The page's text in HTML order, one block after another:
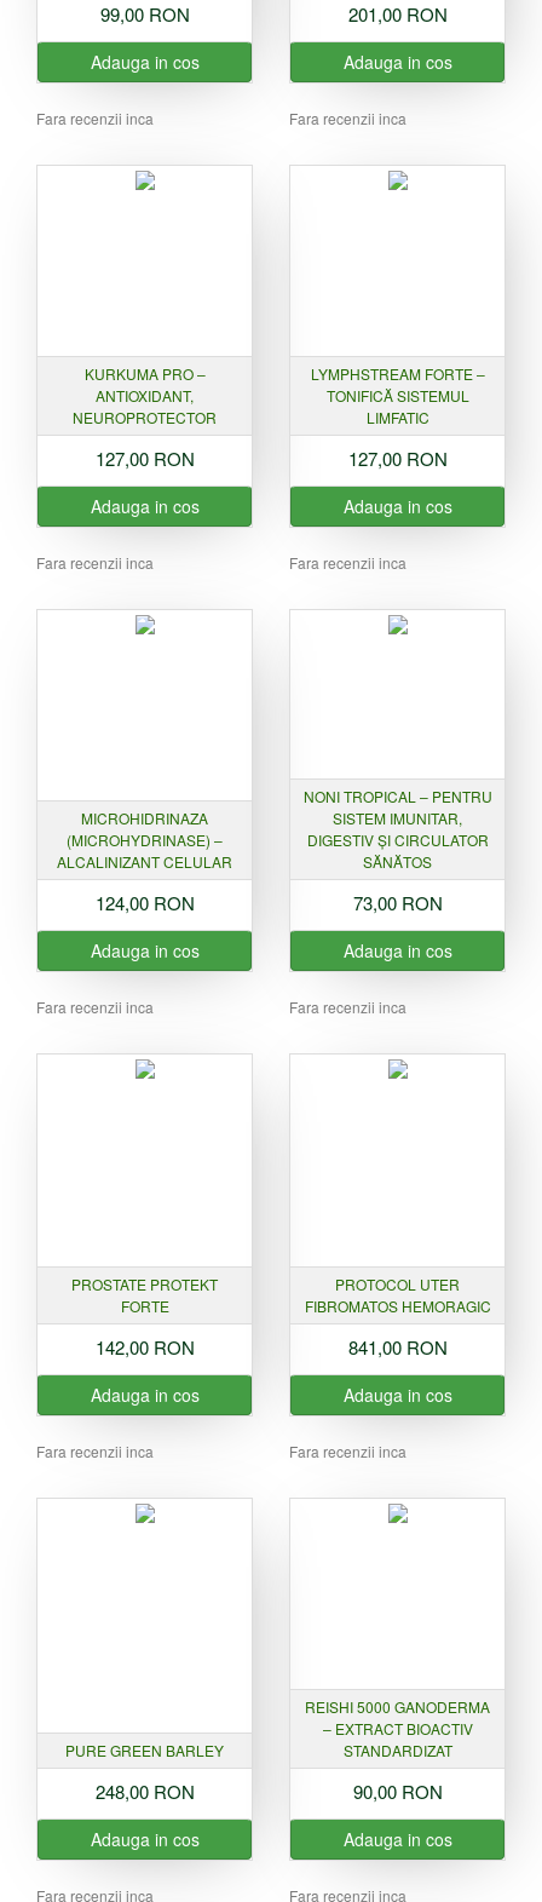
99,00 RON
Adauga in cos
Fara recenzii inca
201,00 RON
Adauga in cos
Fara recenzii inca
KURKUMA PRO –
ANTIOXIDANT,
NEUROPROTECTOR
127,00 RON
Adauga in cos
Fara recenzii inca
LYMPHSTREAM FORTE –
TONIFICĂ SISTEMUL
LIMFATIC
127,00 RON
Adauga in cos
Fara recenzii inca
MICROHIDRINAZA
(MICROHYDRINASE) –
ALCALINIZANT CELULAR
124,00 RON
Adauga in cos
Fara recenzii inca
NONI TROPICAL – PENTRU
SISTEM IMUNITAR,
DIGESTIV ȘI CIRCULATOR
SĂNĂTOS
73,00 RON
Adauga in cos
Fara recenzii inca
PROSTATE PROTEKT
FORTE
142,00 RON
Adauga in cos
Fara recenzii inca
PROTOCOL UTER
FIBROMATOS HEMORAGIC
841,00 RON
Adauga in cos
Fara recenzii inca
PURE GREEN BARLEY
248,00 RON
Adauga in cos
Fara recenzii inca
REISHI 5000 GANODERMA
– EXTRACT BIOACTIV
STANDARDIZAT
90,00 RON
Adauga in cos
Fara recenzii inca